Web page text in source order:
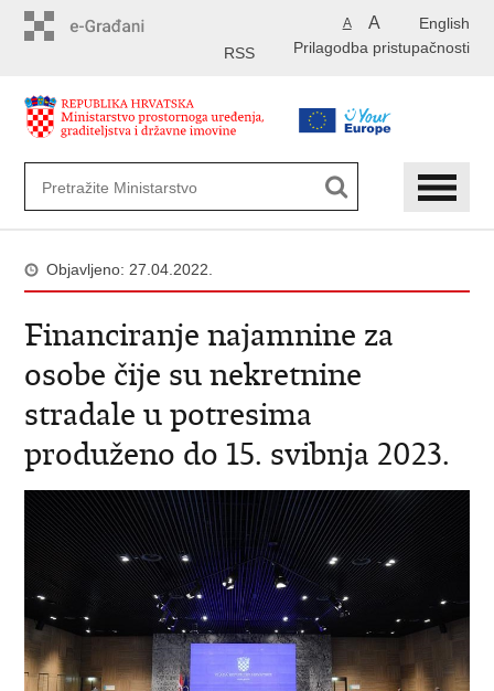
English
A A
Prilagodba pristupačnosti
RSS
Objavljeno: 27.04.2022.
Financiranje najamnine za
osobe čije su nekretnine
stradale u potresima
produženo do 15. svibnja 2023.